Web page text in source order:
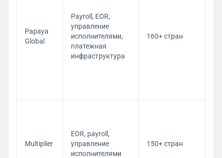
Papaya
Global
Payroll, EOR,
управление
исполнителями,
платежная
инфраструктура
160+ стран
Multiplier
EOR, payroll,
управление
исполнителями
150+ стран